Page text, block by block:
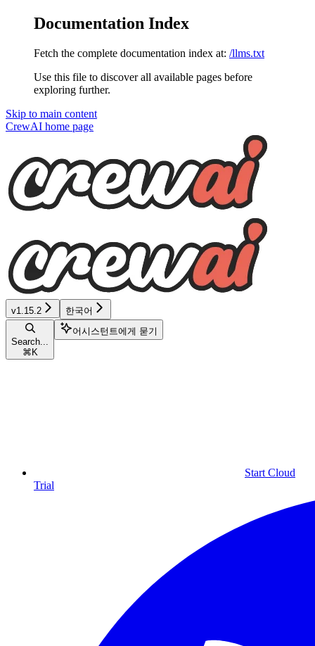
Documentation Index
Fetch the complete documentation index at: /llms.txt
Use this file to discover all available pages before
exploring further.
Skip to main content
CrewAI home page
v1.15.2 한국어
Search...
⌘ K
어시스턴트에게 묻기
Start Cloud
Trial